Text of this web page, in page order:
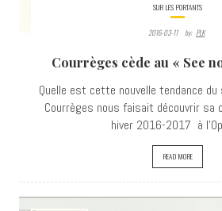
SUR LES PORTANTS
2016-03-11 By: PLK
Courrèges cède au « See
Quelle est cette nouvelle tendance
Courrèges nous faisait découvrir sa
hiver 2016-2017 à
READ MORE